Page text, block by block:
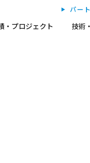
・プロジェクト 技術
パー